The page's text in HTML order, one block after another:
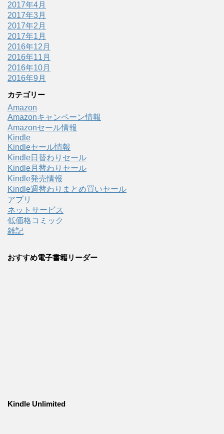
2017年4月
2017年3月
2017年2月
2017年1月
2016年12月
2016年11月
2016年10月
2016年9月
カテゴリー
Amazon
Amazonキャンペーン情報
Amazonセール情報
Kindle
Kindleセール情報
Kindle日替わりセール
Kindle月替わりセール
Kindle発売情報
Kindle週替わりまとめ買いセール
アプリ
ネットサービス
低価格コミック
雑記
おすすめ電子書籍リーダー
Kindle Unlimited